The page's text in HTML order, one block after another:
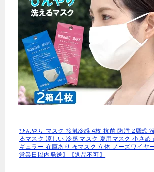
ひんやり マスク 接触冷感 4枚 抗菌 防汚 2層式
るマスク 涼しい 冷感 マスク 夏用マスク 小さめ
ギュラー 在庫あり 布マスク 立体 ノーズワイヤ
営業日以内発送】【返品不可】